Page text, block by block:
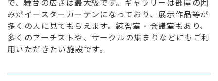
みがイースターカーテンになっており、展示作品等が
多くの人に見てもらえます。練習室・会議室もあり、
多くのアーチストや、サークルの集まりなどにもご利
用いただきたい施設です。